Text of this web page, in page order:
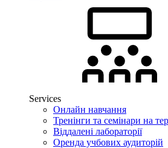
Services
Онлайн навчання
Тренінги та семінари на
Віддалені лабораторії
Оренда учбових аудиторій